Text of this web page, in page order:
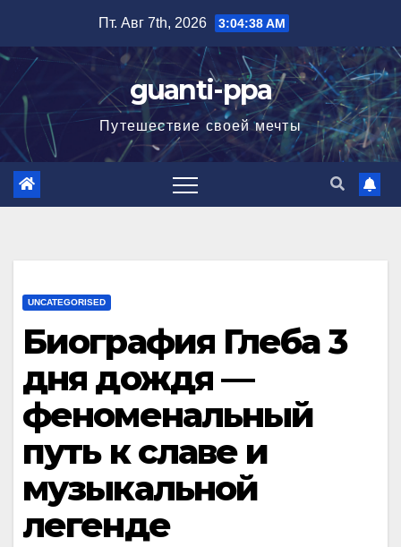
содержимому
Пт. Авг 7th, 2026 3:04:39 AM
guanti-ppa
Путешествие своей мечты
UNCATEGORISED
Биография Глеба 3
дня дождя —
феноменальный
путь к славе и
музыкальной
легенде